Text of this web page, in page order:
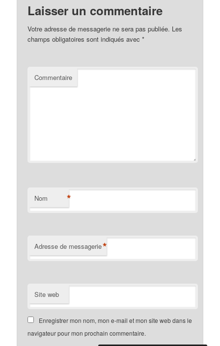
Laisser un commentaire
Votre adresse de messagerie ne sera pas publiée. Les
champs obligatoires sont indiqués avec*
Commentaire
Nom *
Adresse de messagerie*
Site web
Enregistrer mon nom, mon e-mail et mon site web dans le
navigateur pour mon prochain commentaire.